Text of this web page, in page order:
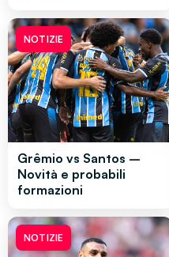
NOTIZIE
Grêmio vs Santos –
Novità e probabili
formazioni
NOTIZIE